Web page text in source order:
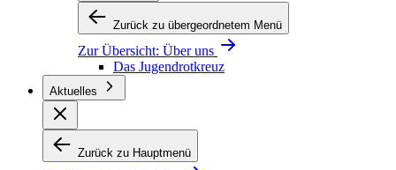
Zurück zu übergeordnetem Menü
Zur Übersicht: Über uns
Das Jugendrotkreuz
Aktuelles
Zurück zu Hauptmenü